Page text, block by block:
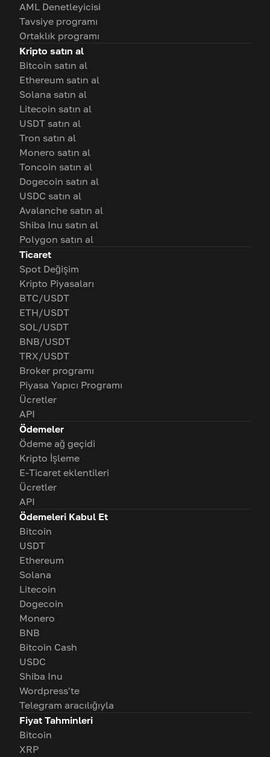
AML Denetleyicisi
Tavsiye programı
Ortaklık programı
Kripto satın al
Bitcoin satın al
Ethereum satın al
Solana satın al
Litecoin satın al
USDT satın al
Tron satın al
Monero satın al
Toncoin satın al
Dogecoin satın al
USDC satın al
Avalanche satın al
Shiba Inu satın al
Polygon satın al
Ticaret
Spot Değişim
Kripto Piyasaları
BTC/USDT
ETH/USDT
SOL/USDT
BNB/USDT
TRX/USDT
Broker programı
Piyasa Yapıcı Programı
Ücretler
API
Ödemeler
Ödeme ağ geçidi
Kripto İşleme
E-Ticaret eklentileri
Ücretler
API
Ödemeleri Kabul Et
Bitcoin
USDT
Ethereum
Solana
Litecoin
Dogecoin
Monero
BNB
Bitcoin Cash
USDC
Shiba Inu
Wordpress'te
Telegram aracılığıyla
Fiyat Tahminleri
Bitcoin
XRP